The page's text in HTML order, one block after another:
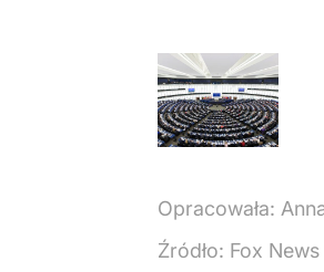
Opracowała:
Źródło: Fox News